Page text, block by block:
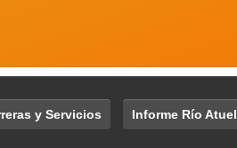
y Servicios Informe Río Atuel